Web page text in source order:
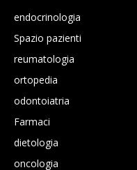
endocrinologia
Spazio pazienti
reumatologia
ortopedia
odontoiatria
Farmaci
dietologia
oncologia